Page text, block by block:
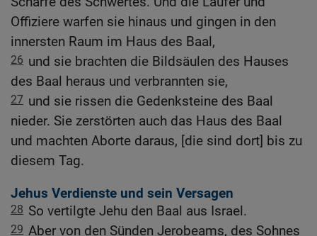
Offiziere warfen sie hinaus und gingen in den
innersten Raum im Haus des Baal,
26 und sie brachten die Bildsäulen des Hauses
des Baal heraus und verbrannten sie,
27 und sie rissen die Gedenksteine des Baal
nieder. Sie zerstörten auch das Haus des Baal
und machten Aborte daraus, [die sind dort] bis zu
diesem Tag.
Jehus Verdienste und sein Versagen
28 So vertilgte Jehu den Baal aus Israel.
29 Aber von den Sünden Jerobeams, des Sohnes